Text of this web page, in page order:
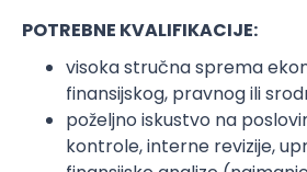
POTREBNE KVALIFIKACIJE:
visoka stručna sprema
finansijskog, pravnog ili
poželjno iskustvo na
kontrole, interne revizije,